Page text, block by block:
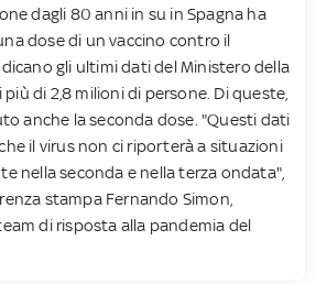
dagli 80 anni in su in Spagna ha
dose di un vaccino contro il
gli ultimi dati del Ministero della
di 2,8 milioni di persone. Di queste,
anche la seconda dose. "Questi dati
il virus non ci riporterà a situazioni
nella seconda e nella terza ondata",
stampa Fernando Simon,
di risposta alla pandemia del